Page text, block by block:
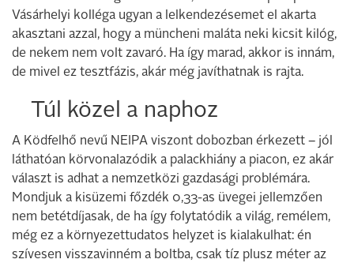
Vásárhelyi kolléga ugyan a lelkendezésemet el akarta
akasztani azzal, hogy a müncheni maláta neki kicsit kilóg,
de nekem nem volt zavaró. Ha így marad, akkor is innám,
de mivel ez tesztfázis, akár még javíthatnak is rajta.
Túl közel a naphoz
A Ködfelhő nevű NEIPA viszont dobozban érkezett – jól
láthatóan körvonalazódik a palackhiány a piacon, ez akár
választ is adhat a nemzetközi gazdasági problémára.
Mondjuk a kisüzemi főzdék 0,33-as üvegei jellemzően
nem betétdíjasak, de ha így folytatódik a világ, remélem,
még ez a környezettudatos helyzet is kialakulhat: én
szívesen visszavinném a boltba, csak tíz plusz méter az